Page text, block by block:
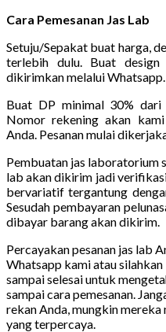
Cara Pemesanan Jas Lab
Setuju/Sepakat buat harga,
terlebih dulu. Buat
dikirimkan melalui Whatsapp.
Buat DP minimal 30% dari
Nomor rekening akan
Anda. Pesanan mulai
Pembuatan jas laboratorium
lab akan dikirim jadi
bervariatif tergantung
Sesudah pembayaran
dibayar barang akan dikirim.
Percayakan pesanan jas lab
Whatsapp kami atau
sampai selesai untuk
sampai cara pemesanan.
rekan Anda, mungkin
yang terpercaya.